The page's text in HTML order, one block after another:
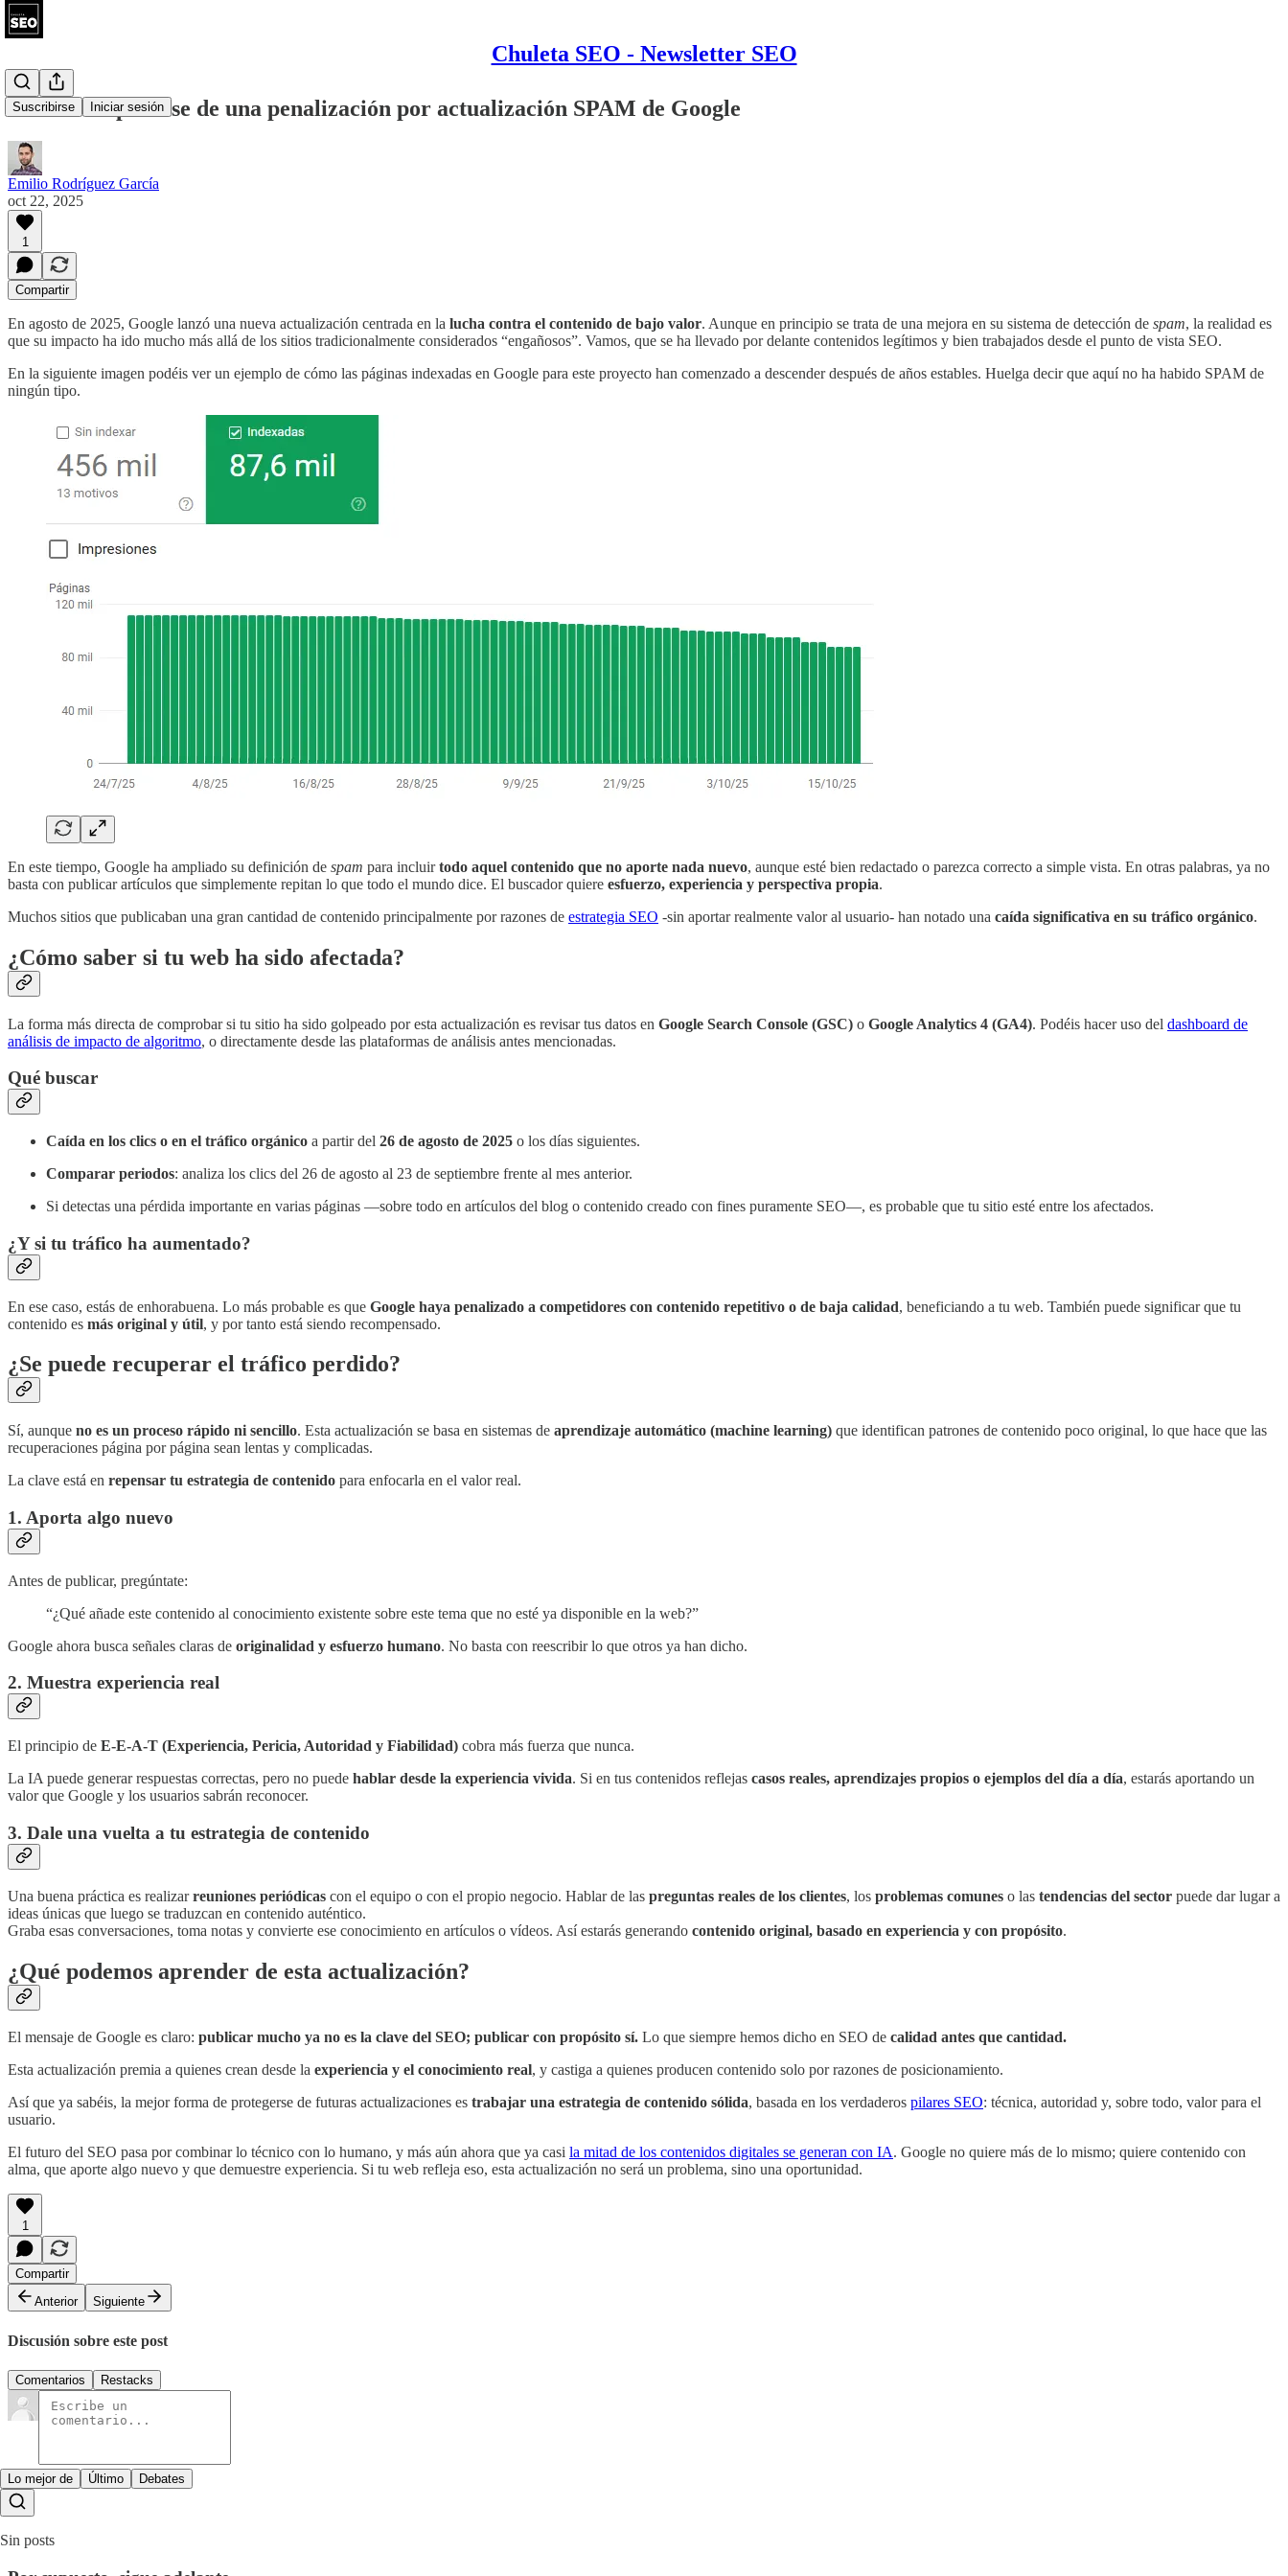
Chuleta SEO - Newsletter SEO
Suscribirse Iniciar sesión
Cómo recuperarse de una penalización por actualización SPAM de Google
Emilio Rodríguez García
oct 22, 2025
1
Compartir
En agosto de 2025, Google lanzó una nueva actualización centrada en la lucha contra el contenido de bajo valor. Aunque en principio se trata de una mejora en su sistema de detección de spam, la realidad es
que su impacto ha ido mucho más allá de los sitios tradicionalmente considerados “engañosos”. Vamos, que se ha llevado por delante contenidos legítimos y bien trabajados desde el punto de vista SEO.
En la siguiente imagen podéis ver un ejemplo de cómo las páginas indexadas en Google para este proyecto han comenzado a descender después de años estables. Huelga decir que aquí no ha habido SPAM de
ningún tipo.
En este tiempo, Google ha ampliado su definición de spam para incluirtodo aquel contenido que no aporte nada nuevo, aunque esté bien redactado o parezca correcto a simple vista. En otras palabras, ya no
basta con publicar artículos que simplemente repitan lo que todo el mundo dice. El buscador quiere esfuerzo, experiencia y perspectiva propia.
Muchos sitios que publicaban una gran cantidad de contenido principalmente por razones de estrategia SEO -sin aportar realmente valor al usuario- han notado una caída significativa en su tráfico orgánico.
¿Cómo saber si tu web ha sido afectada?
La forma más directa de comprobar si tu sitio ha sido golpeado por esta actualización es revisar tus datos en Google Search Console (GSC) o Google Analytics 4 (GA4). Podéis hacer uso del dashboard de
análisis de impacto de algoritmo, o directamente desde las plataformas de análisis antes mencionadas.
Qué buscar
Caída en los clics o en el tráfico orgánico a partir del 26 de agosto de 2025 o los días siguientes.
Comparar periodos: analiza los clics del 26 de agosto al 23 de septiembre frente al mes anterior.
Si detectas una pérdida importante en varias páginas —sobre todo en artículos del blog o contenido creado con fines puramente SEO—, es probable que tu sitio esté entre los afectados.
¿Y si tu tráfico ha aumentado?
En ese caso, estás de enhorabuena. Lo más probable es que Google haya penalizado a competidores con contenido repetitivo o de baja calidad, beneficiando a tu web. También puede significar que tu
contenido es más original y útil, y por tanto está siendo recompensado.
¿Se puede recuperar el tráfico perdido?
Sí, aunque no es un proceso rápido ni sencillo. Esta actualización se basa en sistemas de aprendizaje automático (machine learning) que identifican patrones de contenido poco original, lo que hace que las
recuperaciones página por página sean lentas y complicadas.
La clave está en repensar tu estrategia de contenido para enfocarla en el valor real.
1. Aporta algo nuevo
Antes de publicar, pregúntate:
“¿Qué añade este contenido al conocimiento existente sobre este tema que no esté ya disponible en la web?”
Google ahora busca señales claras de originalidad y esfuerzo humano. No basta con reescribir lo que otros ya han dicho.
2. Muestra experiencia real
El principio de E-E-A-T (Experiencia, Pericia, Autoridad y Fiabilidad) cobra más fuerza que nunca.
La IA puede generar respuestas correctas, pero no puede hablar desde la experiencia vivida. Si en tus contenidos reflejas casos reales, aprendizajes propios o ejemplos del día a día, estarás aportando un
valor que Google y los usuarios sabrán reconocer.
3. Dale una vuelta a tu estrategia de contenido
Una buena práctica es realizarreuniones periódicas con el equipo o con el propio negocio. Hablar de las preguntas reales de los clientes, los problemas comunes o las tendencias del sector puede dar lugar a
ideas únicas que luego se traduzcan en contenido auténtico.
Graba esas conversaciones, toma notas y convierte ese conocimiento en artículos o vídeos. Así estarás generando contenido original, basado en experiencia y con propósito.
¿Qué podemos aprender de esta actualización?
El mensaje de Google es claro: publicar mucho ya no es la clave del SEO; publicar con propósito sí. Lo que siempre hemos dicho en SEO de calidad antes que cantidad.
Esta actualización premia a quienes crean desde la experiencia y el conocimiento real, y castiga a quienes producen contenido solo por razones de posicionamiento.
Así que ya sabéis, la mejor forma de protegerse de futuras actualizaciones es trabajar una estrategia de contenido sólida, basada en los verdaderos pilares SEO: técnica, autoridad y, sobre todo, valor para el
usuario.
El futuro del SEO pasa por combinar lo técnico con lo humano, y más aún ahora que ya casi la mitad de los contenidos digitales se generan con IA. Google no quiere más de lo mismo; quiere contenido con
alma, que aporte algo nuevo y que demuestre experiencia. Si tu web refleja eso, esta actualización no será un problema, sino una oportunidad.
1
Compartir
Anterior
Siguiente
Discusión sobre este post
Comentarios Restacks
Lo mejor de Último Debates
Sin posts